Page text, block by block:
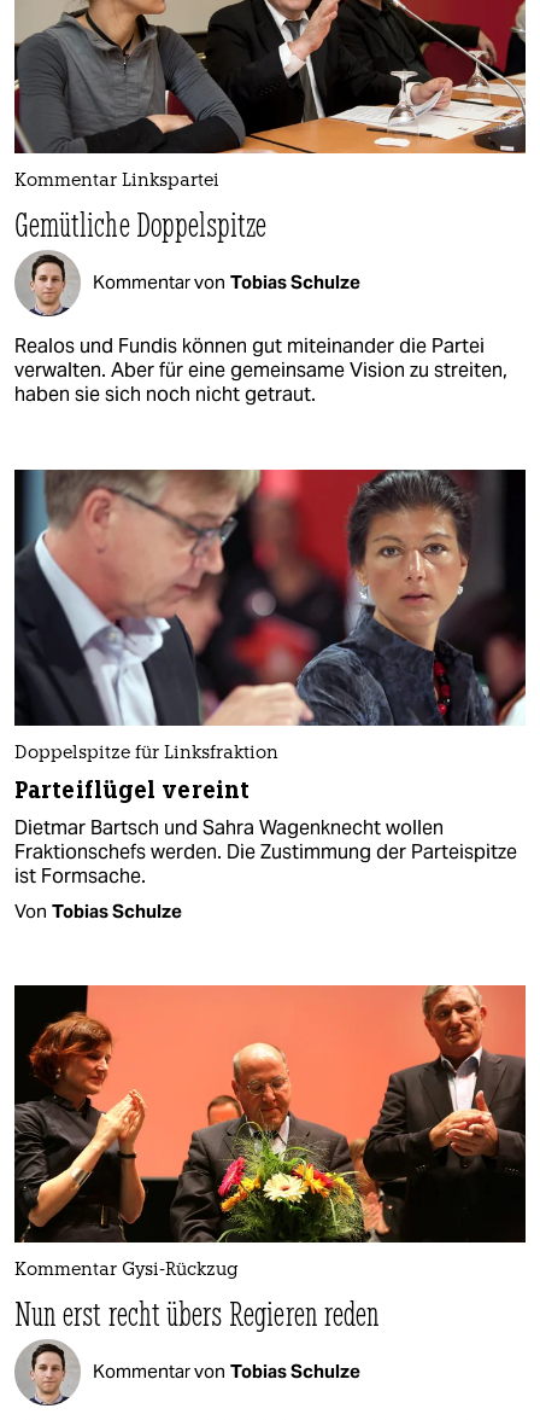
Kommentar Linkspartei
Gemütliche Doppelspitze
Kommentar von Tobias Schulze
Realos und Fundis können gut miteinander die Partei
verwalten. Aber für eine gemeinsame Vision zu streiten,
haben sie sich noch nicht getraut.
Doppelspitze für Linksfraktion
Parteiflügel vereint
Dietmar Bartsch und Sahra Wagenknecht wollen
Fraktionschefs werden. Die Zustimmung der Parteispitze
ist Formsache.
Von Tobias Schulze
Kommentar Gysi-Rückzug
Nun erst recht übers Regieren reden
Kommentar von Tobias Schulze